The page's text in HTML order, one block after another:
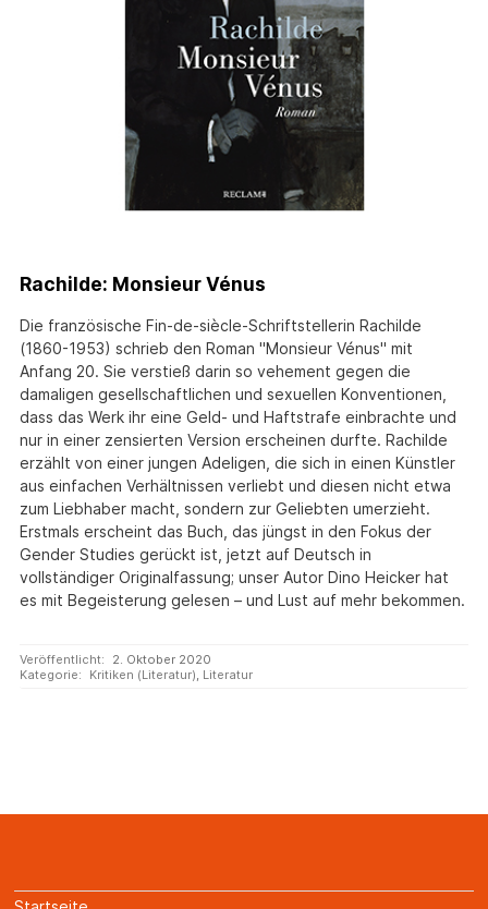
Rachilde: Monsieur Vénus
Die französische Fin-de-siècle-Schriftstellerin Rachilde
(1860-1953) schrieb den Roman "Monsieur Vénus" mit
Anfang 20. Sie verstieß darin so vehement gegen die
damaligen gesellschaftlichen und sexuellen Konventionen,
dass das Werk ihr eine Geld- und Haftstrafe einbrachte und
nur in einer zensierten Version erscheinen durfte. Rachilde
erzählt von einer jungen Adeligen, die sich in einen Künstler
aus einfachen Verhältnissen verliebt und diesen nicht etwa
zum Liebhaber macht, sondern zur Geliebten umerzieht.
Erstmals erscheint das Buch, das jüngst in den Fokus der
Gender Studies gerückt ist, jetzt auf Deutsch in
vollständiger Originalfassung; unser Autor Dino Heicker hat
es mit Begeisterung gelesen – und Lust auf mehr bekommen.
Veröffentlicht:
2. Oktober 2020
Kategorie:
Kritiken (Literatur), Literatur